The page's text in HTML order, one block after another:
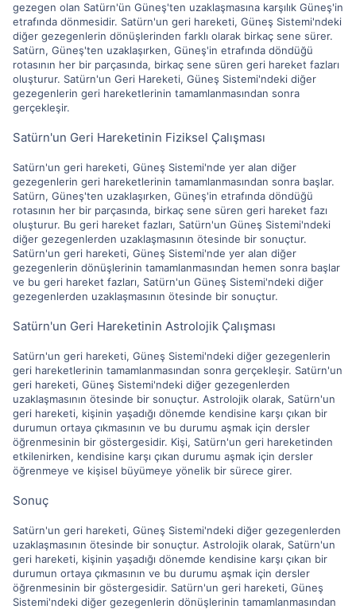
gezegen olan Satürn'ün Güneş'ten uzaklaşmasına karşılık Güneş'in
etrafında dönmesidir. Satürn'un geri hareketi, Güneş Sistemi'ndeki
diğer gezegenlerin dönüşlerinden farklı olarak birkaç sene sürer.
Satürn, Güneş'ten uzaklaşırken, Güneş'in etrafında döndüğü
rotasının her bir parçasında, birkaç sene süren geri hareket fazları
oluşturur. Satürn'un Geri Hareketi, Güneş Sistemi'ndeki diğer
gezegenlerin geri hareketlerinin tamamlanmasından sonra
gerçekleşir.
Satürn'un Geri Hareketinin Fiziksel Çalışması
Satürn'un geri hareketi, Güneş Sistemi'nde yer alan diğer
gezegenlerin geri hareketlerinin tamamlanmasından sonra başlar.
Satürn, Güneş'ten uzaklaşırken, Güneş'in etrafında döndüğü
rotasının her bir parçasında, birkaç sene süren geri hareket fazı
oluşturur. Bu geri hareket fazları, Satürn'un Güneş Sistemi'ndeki
diğer gezegenlerden uzaklaşmasının ötesinde bir sonuçtur.
Satürn'un geri hareketi, Güneş Sistemi'nde yer alan diğer
gezegenlerin dönüşlerinin tamamlanmasından hemen sonra başlar
ve bu geri hareket fazları, Satürn'un Güneş Sistemi'ndeki diğer
gezegenlerden uzaklaşmasının ötesinde bir sonuçtur.
Satürn'un Geri Hareketinin Astrolojik Çalışması
Satürn'un geri hareketi, Güneş Sistemi'ndeki diğer gezegenlerin
geri hareketlerinin tamamlanmasından sonra gerçekleşir. Satürn'un
geri hareketi, Güneş Sistemi'ndeki diğer gezegenlerden
uzaklaşmasının ötesinde bir sonuçtur. Astrolojik olarak, Satürn'un
geri hareketi, kişinin yaşadığı dönemde kendisine karşı çıkan bir
durumun ortaya çıkmasının ve bu durumu aşmak için dersler
öğrenmesinin bir göstergesidir. Kişi, Satürn'un geri hareketinden
etkilenirken, kendisine karşı çıkan durumu aşmak için dersler
öğrenmeye ve kişisel büyümeye yönelik bir sürece girer.
Sonuç
Satürn'un geri hareketi, Güneş Sistemi'ndeki diğer gezegenlerden
uzaklaşmasının ötesinde bir sonuçtur. Astrolojik olarak, Satürn'un
geri hareketi, kişinin yaşadığı dönemde kendisine karşı çıkan bir
durumun ortaya çıkmasının ve bu durumu aşmak için dersler
öğrenmesinin bir göstergesidir. Satürn'un geri hareketi, Güneş
Sistemi'ndeki diğer gezegenlerin dönüşlerinin tamamlanmasından